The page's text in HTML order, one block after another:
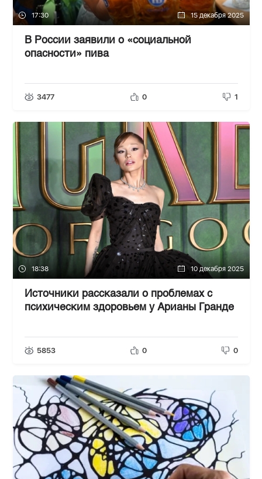
17:30 15 декабря 2025
В России заявили о «социальной
опасности» пива
3477 0 1
18:38 10 декабря 2025
Источники рассказали о проблемах с
психическим здоровьем у Арианы Гранде
5853 0 0